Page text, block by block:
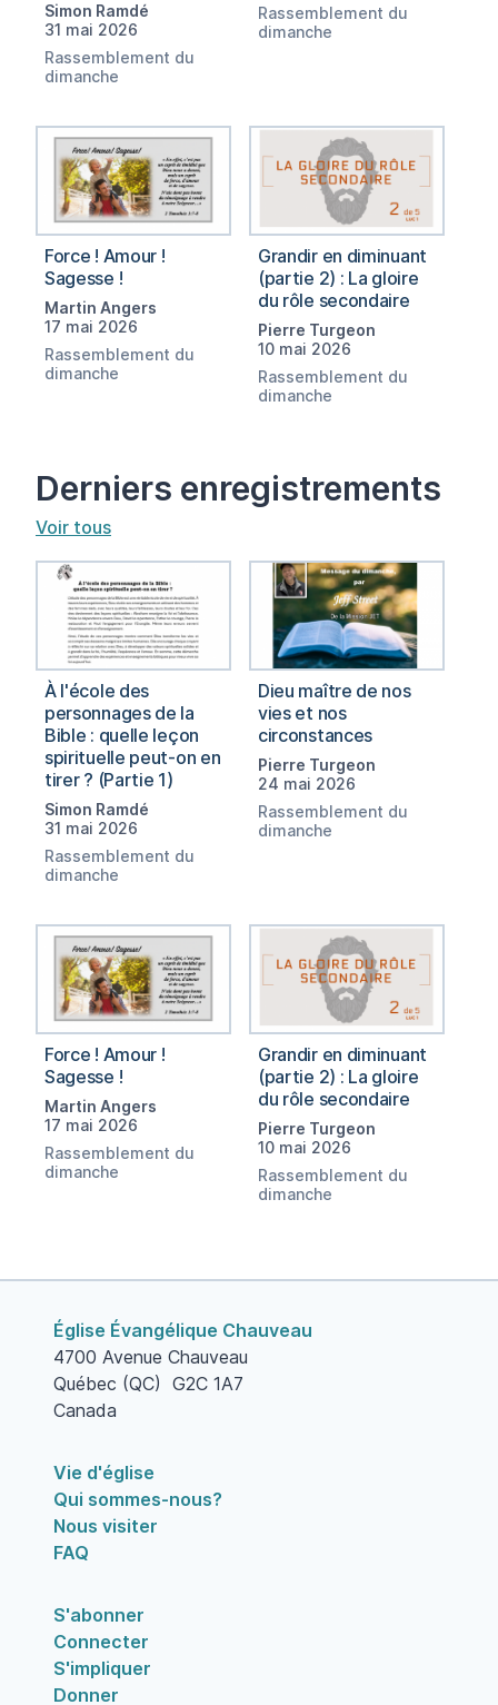
Simon Ramdé
31 mai 2026
Rassemblement du
dimanche
Rassemblement du
dimanche
Force ! Amour !
Sagesse !
Martin Angers
17 mai 2026
Rassemblement du
dimanche
Grandir en diminuant
(partie 2) : La gloire
du rôle secondaire
Pierre Turgeon
10 mai 2026
Rassemblement du
dimanche
Derniers enregistrements
Voir tous
À l'école des
personnages de la
Bible : quelle leçon
spirituelle peut-on en
tirer ? (Partie 1)
Simon Ramdé
31 mai 2026
Rassemblement du
dimanche
Dieu maître de nos
vies et nos
circonstances
Pierre Turgeon
24 mai 2026
Rassemblement du
dimanche
Force ! Amour !
Sagesse !
Martin Angers
17 mai 2026
Rassemblement du
dimanche
Grandir en diminuant
(partie 2) : La gloire
du rôle secondaire
Pierre Turgeon
10 mai 2026
Rassemblement du
dimanche
Église Évangélique Chauveau
4700 Avenue Chauveau
Québec (QC) G2C 1A7
Canada
Vie d'église
Qui sommes-nous?
Nous visiter
FAQ
S'abonner
Connecter
S'impliquer
Donner